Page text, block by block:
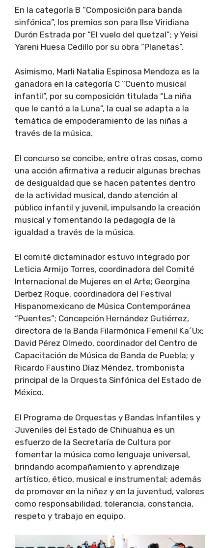
En la categoría B “Composición para banda
sinfónica”, los premios son para Ilse Viridiana
Durón Estrada por “El vuelo del quetzal”; y Yeisi
Yareni Huesa Cedillo por su obra “Planetas”.
Asimismo, Marli Natalia Espinosa Mendoza es la
ganadora en la categoría C “Cuento musical
infantil”, por su composición titulada “La niña
que le cantó a la Luna”, la cual se adapta a la
temática de empoderamiento de las niñas a
través de la música.
El concurso se concibe, entre otras cosas, como
una acción afirmativa a reducir algunas brechas
de desigualdad que se hacen patentes dentro
de la actividad musical, dando atención al
público infantil y juvenil, impulsando la creación
musical y fomentando la pedagogía de la
igualdad a través de la música.
El comité dictaminador estuvo integrado por
Leticia Armijo Torres, coordinadora del Comité
Internacional de Mujeres en el Arte; Georgina
Derbez Roque, coordinadora del Festival
Hispanomexicano de Música Contemporánea
“Puentes”; Concepción Hernández Gutiérrez,
directora de la Banda Filarmónica Femenil Ka´Ux;
David Pérez Olmedo, coordinador del Centro de
Capacitación de Música de Banda de Puebla; y
Ricardo Faustino Díaz Méndez, trombonista
principal de la Orquesta Sinfónica del Estado de
México.
El Programa de Orquestas y Bandas Infantiles y
Juveniles del Estado de Chihuahua es un
esfuerzo de la Secretaría de Cultura por
fomentar la música como lenguaje universal,
brindando acompañamiento y aprendizaje
artístico, ético, musical e instrumental; además
de promover en la niñez y en la juventud, valores
como responsabilidad, tolerancia, constancia,
respeto y trabajo en equipo.